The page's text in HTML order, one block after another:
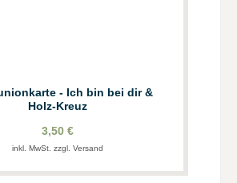
- Ich bin bei dir &
Holz-Kreuz
3,50 €
inkl. MwSt. zzgl. Versand